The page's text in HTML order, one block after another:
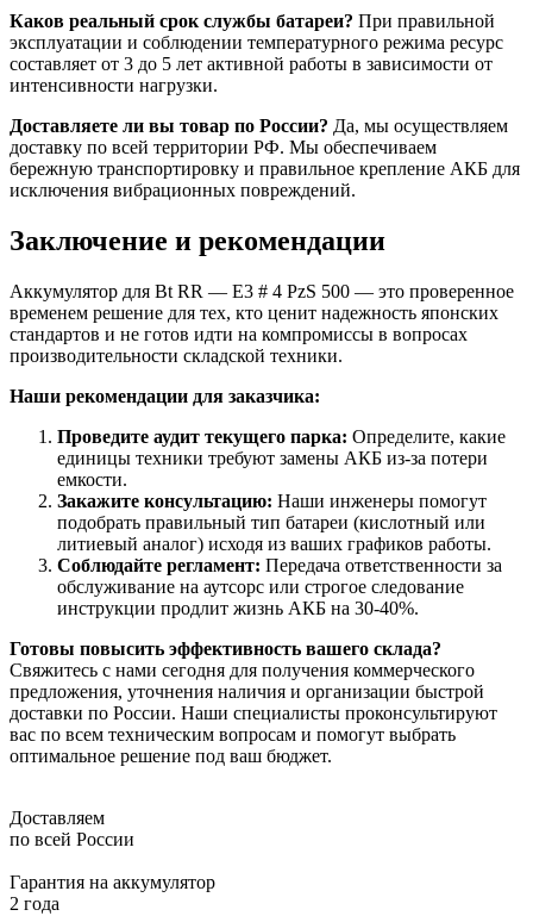
Каков реальный срок службы батареи? При правильной
эксплуатации и соблюдении температурного режима ресурс
составляет от 3 до 5 лет активной работы в зависимости от
интенсивности нагрузки.
Доставляете ли вы товар по России? Да, мы осуществляем
доставку по всей территории РФ. Мы обеспечиваем
бережную транспортировку и правильное крепление АКБ для
исключения вибрационных повреждений.
Заключение и рекомендации
Аккумулятор для Bt RR — E3 # 4 PzS 500 — это проверенное
временем решение для тех, кто ценит надежность японских
стандартов и не готов идти на компромиссы в вопросах
производительности складской техники.
Наши рекомендации для заказчика:
Проведите аудит текущего парка: Определите, какие
единицы техники требуют замены АКБ из-за потери
емкости.
Закажите консультацию: Наши инженеры помогут
подобрать правильный тип батареи (кислотный или
литиевый аналог) исходя из ваших графиков работы.
Соблюдайте регламент: Передача ответственности за
обслуживание на аутсорс или строгое следование
инструкции продлит жизнь АКБ на 30-40%.
Готовы повысить эффективность вашего склада?
Свяжитесь с нами сегодня для получения коммерческого
предложения, уточнения наличия и организации быстрой
доставки по России. Наши специалисты проконсультируют
вас по всем техническим вопросам и помогут выбрать
оптимальное решение под ваш бюджет.
Доставляем
по всей России
Гарантия на аккумулятор
2 года